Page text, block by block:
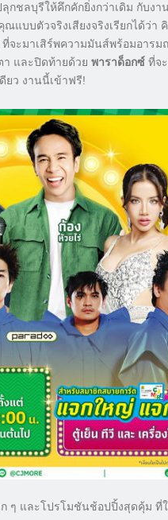
ลุกชลบุรีให้คึกคักยิ่งกว่าเดิม กับงาน
บบตัวจริงเสียงจริงเรียกได้ว่
จะมาเสิร์พความมันส์พร้อมอารม
และปิดท้ายด้วย พาราด็อกซ์ ที่จ
ยว งานนี้เข้าฟรี!
ๆ และโปรโมชันช้อปปิ้งสุดคุ้ม